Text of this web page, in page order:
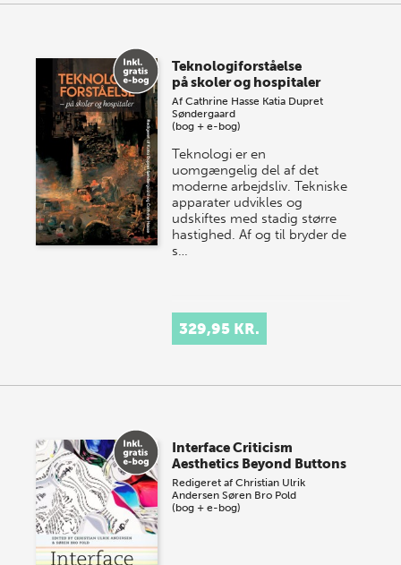
Teknologiforståelse
på skoler og hospitaler
AfCathrine Hasse Katia Dupret
Søndergaard
(bog + e-bog)
Teknologi er en
uomgængelig del af det
moderne arbejdsliv. Tekniske
apparater udvikles og
udskiftes med stadig større
hastighed. Af og til bryder de
s…
329,95 KR.
Interface Criticism
Aesthetics Beyond Buttons
Redigeret afChristian Ulrik
Andersen Søren Bro Pold
(bog + e-bog)